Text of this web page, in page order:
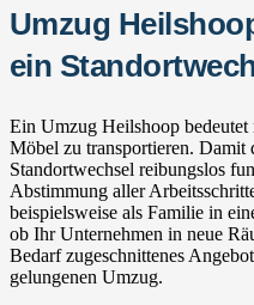
Umzug
ein
Ein Umzug Heilshoop
Möbel zu transportieren. Damit
Standortwechsel reibungslos
Abstimmung aller
beispielsweise als Familie in
ob Ihr Unternehmen in neue
Bedarf zugeschnittenes
gelungenen Umzug.